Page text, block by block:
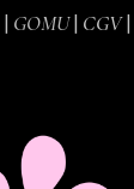
| GOMU| CGV|